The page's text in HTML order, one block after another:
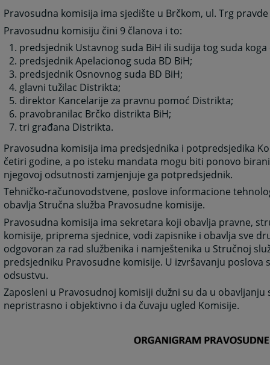
Pravosudna komisija ima sjedište u Brčkom, ul. Trg
Pravosudnu komisiju čini 9 članova i to:
predsjednik Ustavnog suda BiH ili sudija tog suda
predsjednik Apelacionog suda BD BiH;
predsjednik Osnovnog suda BD BiH;
glavni tužilac Distrikta;
direktor Kancelarije za pravnu pomoć Distrikta;
pravobranilac Brčko distrikta BiH;
tri građana Distrikta.
Pravosudna komisija ima predsjednika i potpredsjedika
četiri godine, a po isteku mandata mogu biti ponovo
njegovoj odsutnosti zamjenjuje ga potpredsjednik.
Tehničko-računovodstvene, poslove informacione
obavlja Stručna služba Pravosudne komisije.
Pravosudna komisija ima sekretara koji obavlja pravne,
komisije, priprema sjednice, vodi zapisnike i obavlja sve
odgovoran za rad službenika i namještenika u Stručnoj
predsjedniku Pravosudne komisije. U izvršavanju
odsustvu.
Zaposleni u Pravosudnoj komisiji dužni su da u
nepristrasno i objektivno i da čuvaju ugled Komisije.